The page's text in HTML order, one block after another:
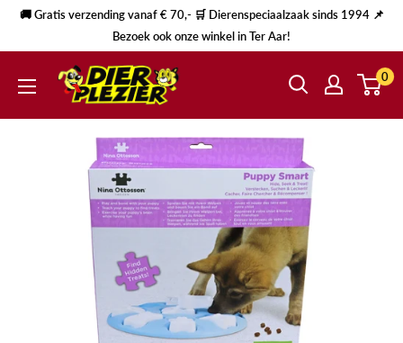
🚚 Gratis verzending vanaf € 70,- 🛒 Dierenspeciaalzaak sinds 1994 📌
Bezoek ook onze winkel in Ter Aar!
0